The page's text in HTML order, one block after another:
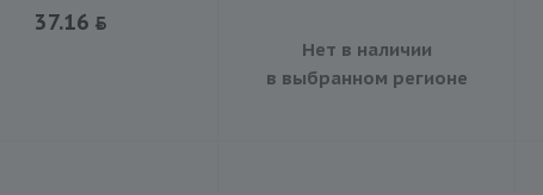
37.16
Нет в наличии
в выбранном регионе